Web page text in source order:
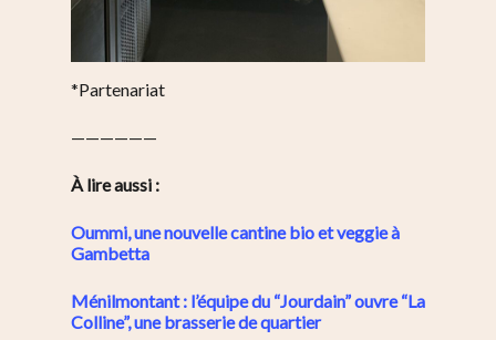
*Partenariat
——————
À lire aussi :
Oummi, une nouvelle cantine bio et veggie à
Gambetta
Ménilmontant : l’équipe du “Jourdain” ouvre “La
Colline”, une brasserie de quartier